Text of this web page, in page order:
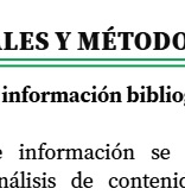
Y
información
se
de